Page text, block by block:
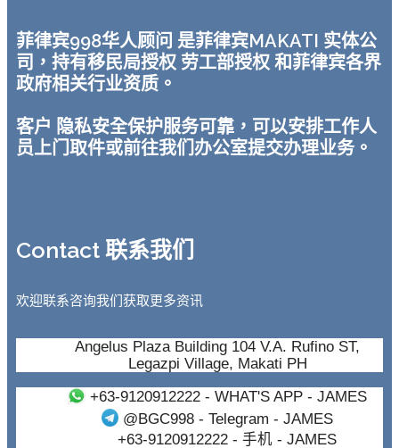
菲律宾998华人顾问 是菲律宾MAKATI 实体公
司，持有移民局授权 劳工部授权 和菲律宾各界
政府相关行业资质。
客户 隐私安全保护服务可靠，可以安排工作人
员上门取件或前往我们办公室提交办理业务。
Contact 联系我们
欢迎联系咨询我们获取更多资讯
Angelus Plaza Building 104 V.A. Rufino ST,
Legazpi Village, Makati PH
+63-9120912222- WHAT'S APP - JAMES
@BGC998 - Telegram - JAMES
+63-9120912222- 手机 - JAMES